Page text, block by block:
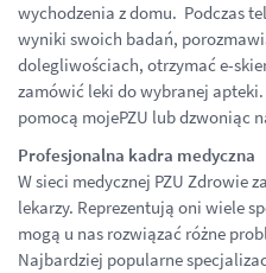
wychodzenia z domu. Podczas
wyniki swoich badań,
dolegliwościach, otrzymać e-
zamówić leki do wybranej
pomocą mojePZU lub dzwoniąc
Profesjonalna kadra medyczna
W sieci medycznej PZU Zdrowie
lekarzy. Reprezentują oni wiele
mogą u nas rozwiązać różne
Najbardziej popularne